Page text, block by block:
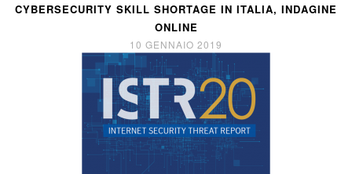
CYBERSECURITY SKILL SHORTAGE IN ITALIA, INDAGINE
ONLINE
10 GENNAIO 2019